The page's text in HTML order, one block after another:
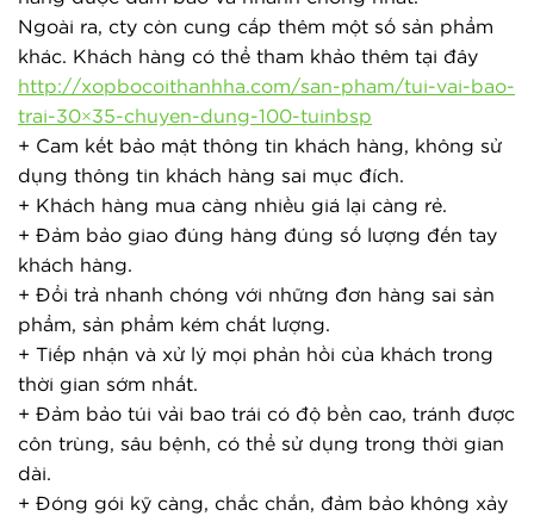
Ngoài ra, cty còn cung cấp thêm một số sản phẩm
khác. Khách hàng có thể tham khảo thêm tại đây
http://xopbocoithanhha.com/san-pham/tui-vai-bao-
trai-30×35-chuyen-dung-100-tuinbsp
+ Cam kết bảo mật thông tin khách hàng, không sử
dụng thông tin khách hàng sai mục đích.
+ Khách hàng mua càng nhiều giá lại càng rẻ.
+ Đảm bảo giao đúng hàng đúng số lượng đến tay
khách hàng.
+ Đổi trả nhanh chóng với những đơn hàng sai sản
phẩm, sản phẩm kém chất lượng.
+ Tiếp nhận và xử lý mọi phản hồi của khách trong
thời gian sớm nhất.
+ Đảm bảo túi vải bao trái có độ bền cao, tránh được
côn trùng, sâu bệnh, có thể sử dụng trong thời gian
dài.
+ Đóng gói kỹ càng, chắc chắn, đảm bảo không xảy